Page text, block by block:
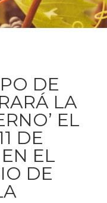
DE
LA
EL
DE
EL
DE